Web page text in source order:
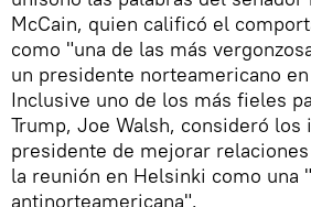
McCain, quien calificó el
como "una de las más
un presidente norteamericano
Inclusive uno de los más fieles
Trump, Joe Walsh, consideró los
presidente de mejorar
la reunión en Helsinki como una
antinorteamericana".